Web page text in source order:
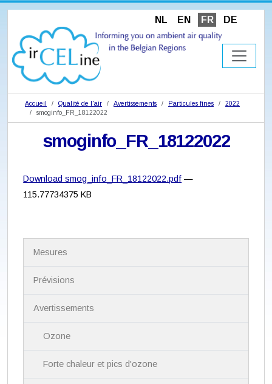
NL EN FR DE
Accueil Qualité de l'air Avertissements Particules fines
2022
smoginfo_FR_18122022
smoginfo_FR_18122022
Download smog_info_FR_18122022.pdf —
115.77734375 KB
Mesures
Prévisions
Avertissements
Ozone
Forte chaleur et pics d'ozone